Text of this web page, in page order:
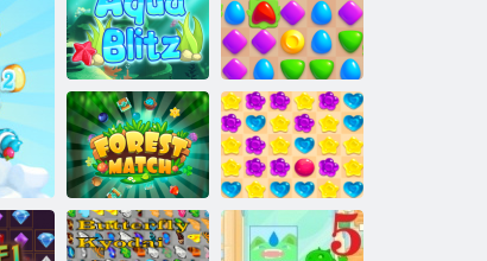
Acqua Blitz
Arena di
abbinamento